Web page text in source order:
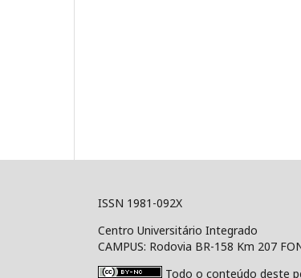
ISSN 1981-092X
Centro Universitário Integrado
CAMPUS: Rodovia BR-158 Km 207
Todo o conteúdo deste